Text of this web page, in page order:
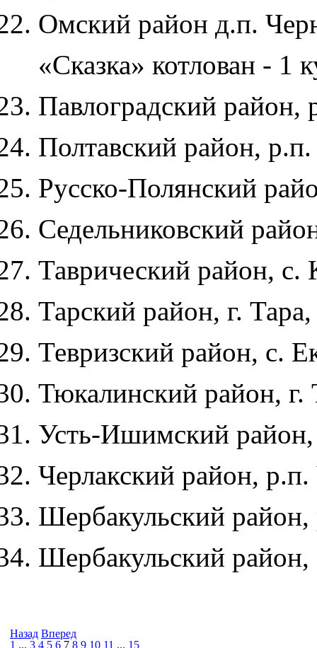
Омский район д.п.
«Сказка» котлован - 1
Павлоградский район,
Полтавский район,
Русско-Полянский
Седельниковский
Таврический район,
Тарский район, г.
Тевризский район, с.
Тюкалинский район,
Усть-Ишимский
Черлакский район,
Шербакульский
Шербакульский район,
1 ... 3 4 5 6 7 8 9 10 11 ... 15
Назад Вперед